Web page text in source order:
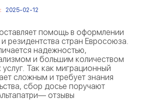
2025-02-12
помощь в оформлении
резидентства стран Евросоюза.
надежностью,
и большим количеством
Так как миграционный
сложным и требует знания
сбор досье поручают
отзывы